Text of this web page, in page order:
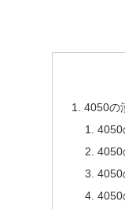
4050の
4050
4050
4050
4050